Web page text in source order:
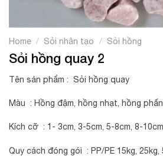
Home / Sỏi nhân tạo / Sỏi hồng
Sỏi hồng quay 2
Tên sản phẩm : Sỏi hồng quay
Màu : Hồng đậm, hồng nhạt, hồng
Kích cỡ : 1- 3cm, 3-5cm, 5-8cm, 8-
Quy cách đóng gói : PP/PE 15kg,